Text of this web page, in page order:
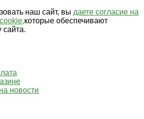
наш сайт, вы даете согласие на
которые обеспечивают
сайта.
новости